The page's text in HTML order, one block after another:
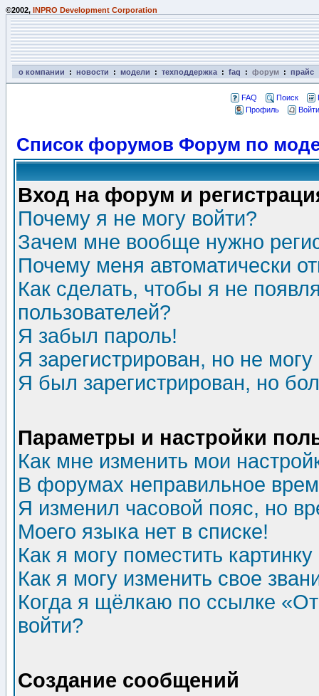
©2002, INPRO Development Corporation
о компании : новости : модели : техподдержка : faq : форум : прайс
FAQ Поиск
Профиль
Список форумов Форум по
Вход на форум и
Почему я не могу войти?
Зачем мне вообще нужно
Почему меня автоматически
Как сделать, чтобы я не
пользователей?
Я забыл пароль!
Я зарегистрирован, но не могу
Я был зарегистрирован, но
Параметры и настройки
Как мне изменить мои
В форумах неправильное
Я изменил часовой пояс, но
Моего языка нет в списке!
Как я могу поместить
Как я могу изменить свое
Когда я щёлкаю по ссылке
войти?
Создание сообщений